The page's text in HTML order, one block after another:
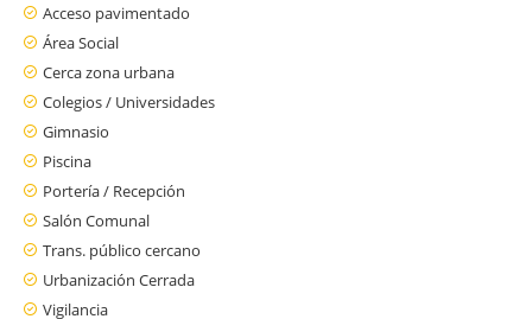
Acceso pavimentado
Área Social
Cerca zona urbana
Colegios / Universidades
Gimnasio
Piscina
Portería / Recepción
Salón Comunal
Trans. público cercano
Urbanización Cerrada
Vigilancia